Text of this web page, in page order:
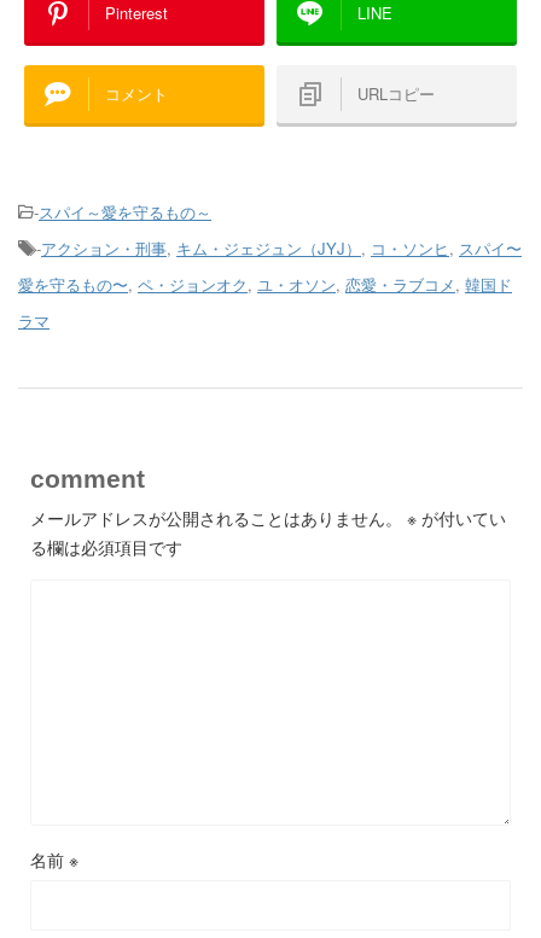
Pinterest LINE
コメント URLコピー
-スパイ～愛を守るもの～
-アクション・刑事, キム・ジェジュン（JYJ） , コ・ソンヒ, スパイ〜
愛を守るもの〜, ペ・ジョンオク, ユ・オソン, 恋愛・ラブコメ, 韓国ド
ラマ
comment
メールアドレスが公開されることはありません。 ※ が付いてい
る欄は必須項目です
名前 ※